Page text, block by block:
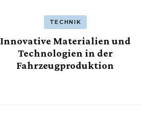
TECHNIK
Innovative Materialien und
Technologien in der
Fahrzeugproduktion